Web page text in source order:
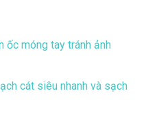
ốc móng tay tránh ảnh
cát siêu nhanh và sạch